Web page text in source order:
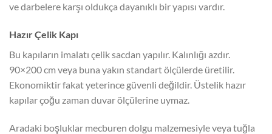
ve darbelere karşı oldukça dayanıklı bir yapısı vardır.
Hazır Çelik Kapı
Bu kapıların imalatı çelik sacdan yapılır. Kalınlığı azdır.
90×200 cm veya buna yakın standart ölçülerde üretilir.
Ekonomiktir fakat yeterince güvenli değildir. Üstelik hazır
kapılar çoğu zaman duvar ölçülerine uymaz.
Aradaki boşluklar mecburen dolgu malzemesiyle veya tuğla